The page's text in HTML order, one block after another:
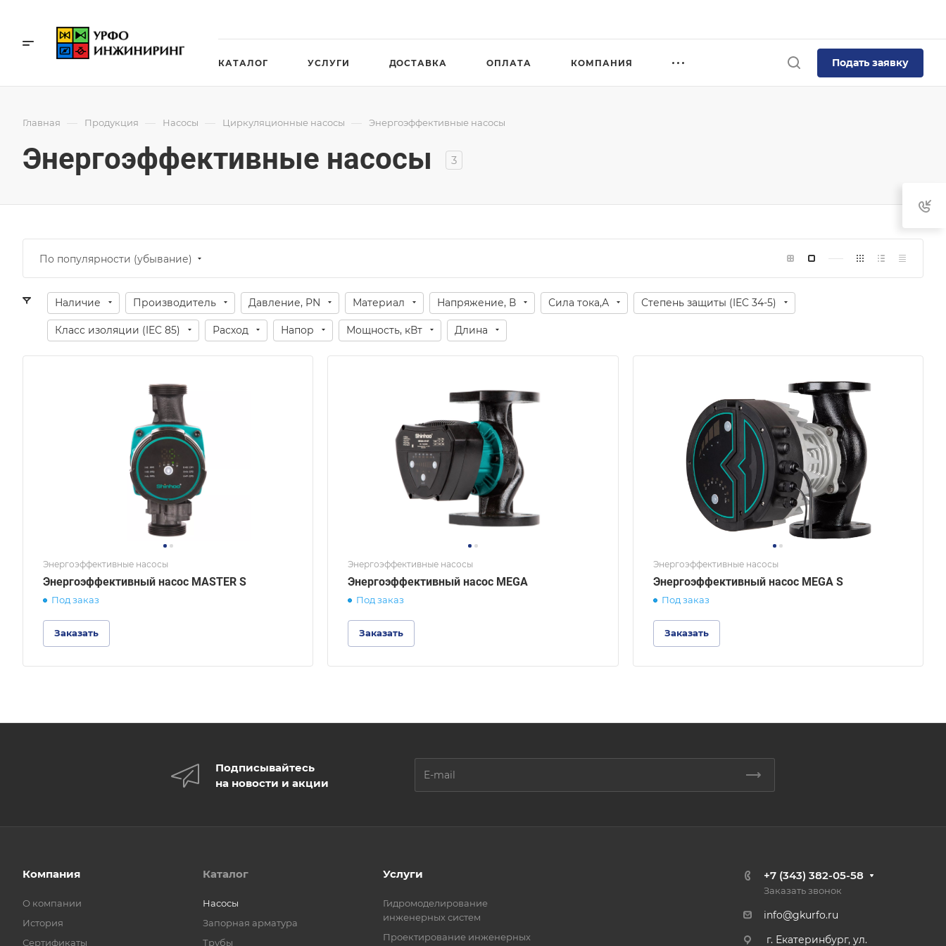
КАТАЛОГ УСЛУГИ ДОСТАВКА ОПЛАТА КОМПАНИЯ Подать заявку
Главная — Продукция — Насосы — Циркуляционные насосы — Энергоэффективные насосы
Энергоэффективные насосы 3
По популярности (убывание)
Наличие Производитель Давление, PN Материал Напряжение, В Сила тока,А Степень защиты (IEC 34-5)
Класс изоляции (IEC 85) Расход Напор Мощность, кВт Длина
Энергоэффективные насосы
Энергоэффективный насос MASTER S
Под заказ
Заказать
Энергоэффективные насосы
Энергоэффективный насос MEGA
Под заказ
Заказать
Энергоэффективные насосы
Энергоэффективный насос MEGA S
Под заказ
Заказать
Подписывайтесь
на новости и акции
Компания
О компании
История
Сертификаты
Каталог
Насосы
Запорная арматура
Трубы
Услуги
Гидромоделирование
инженерных систем
Проектирование инженерных
+7 (343) 382-05-58
Заказать звонок
info@gkurfo.ru
г. Екатеринбург, ул.